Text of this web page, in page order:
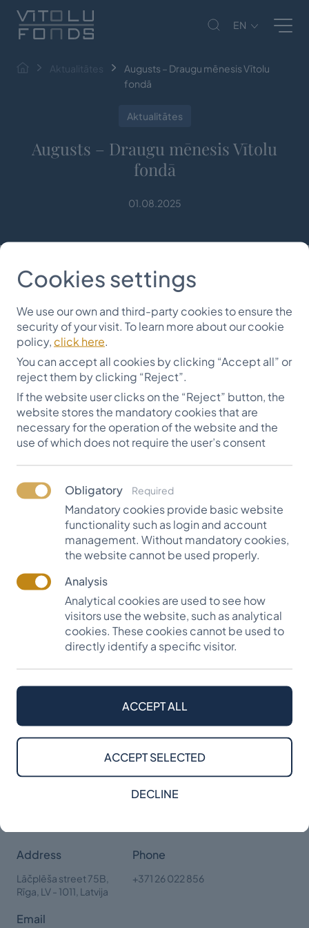
EN
Aktualitātes
Augusts – Draugu mēnesis Vītolu
fondā
Aktualitātes
Augusts – Draugu mēnesis Vītolu
fondā
01.08.2025
Par tradīciju kļuvusi augusta Draugu stipendijas
akcija. Ikviens ir aicināts pievienoties, lai, pienākot
septembrim, ziņu par stipendijas piešķiršanu
saņemtu vēl kāds jaunietis.
"Pamati, uz kuriem mums dota iespēja stāvēt, ļauj celt
latiņu arvien augstāk. Es nespēju saskatīt robežu
savai pateicībai un cieņai pret cilvēkiem, kuri šo visu
padarījuši iespējamu," atgriežoties fondā kā
ziedotājs 2008. gadā sacīja pirmais stipendiāts
Mečislavs Maculēvičs.
Tikai viens klikšķis – un kļūsti par Vītolu fonda
https://vitolufonds.lv/ziedot/
Address
Lāčplēša street 75B,
Rīga, LV - 1011, Latvija
Phone
+371 26 022 856
Email
Cookies settings
We use our own and third-party cookies to ensure the
security of your visit. To learn more about our cookie
policy, click here
You can accept all cookies by clicking “Accept all” or
reject them by clicking “Reject”.
If the website user clicks on the “Reject” button, the
website stores the mandatory cookies that are
necessary for the operation of the website and the
use of which does not require the user’s consent
Obligatory Required
Mandatory cookies provide basic website
functionality such as login and account
management. Without mandatory cookies,
the website cannot be used properly.
Analysis
Analytical cookies are used to see how
visitors use the website, such as analytical
cookies. These cookies cannot be used to
directly identify a specific visitor.
DECLINE
ACCEPT SELECTED
ACCEPT ALL